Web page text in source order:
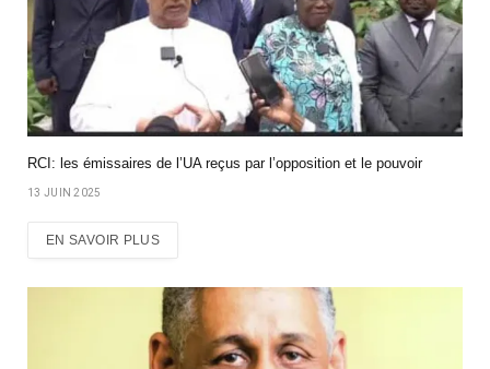
RCI: les émissaires de l’UA reçus par l’opposition et le pouvoir
13 JUIN 2025
EN SAVOIR PLUS